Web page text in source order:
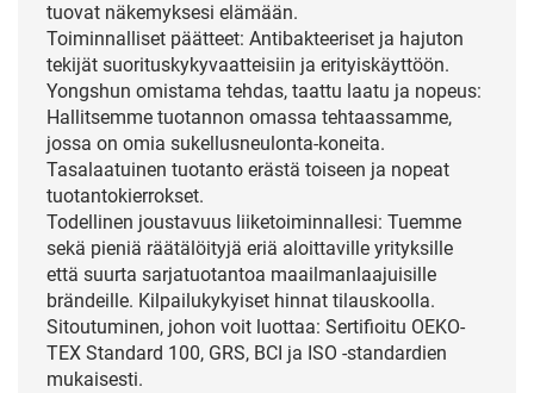
tuovat näkemyksesi elämään.
Toiminnalliset päätteet: Antibakteeriset ja hajuton
tekijät suorituskykyvaatteisiin ja erityiskäyttöön.
Yongshun omistama tehdas, taattu laatu ja nopeus:
Hallitsemme tuotannon omassa tehtaassamme,
jossa on omia sukellusneulonta-koneita.
Tasalaatuinen tuotanto erästä toiseen ja nopeat
tuotantokierrokset.
Todellinen joustavuus liiketoiminnallesi: Tuemme
sekä pieniä räätälöityjä eriä aloittaville yrityksille
että suurta sarjatuotantoa maailmanlaajuisille
brändeille. Kilpailukykyiset hinnat tilauskoolla.
Sitoutuminen, johon voit luottaa: Sertifioitu OEKO-
TEX Standard 100, GRS, BCI ja ISO -standardien
mukaisesti.